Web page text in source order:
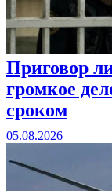
Приговор
громкое
сроком
05.08.2026